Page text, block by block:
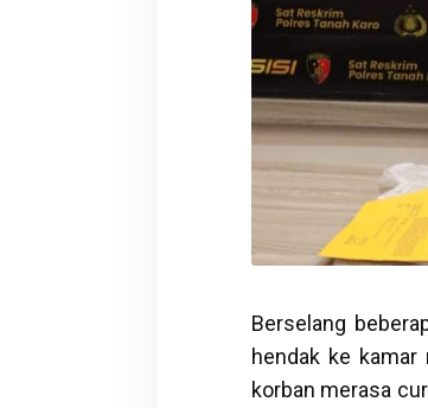
Berselang
hendak ke
korban merasa